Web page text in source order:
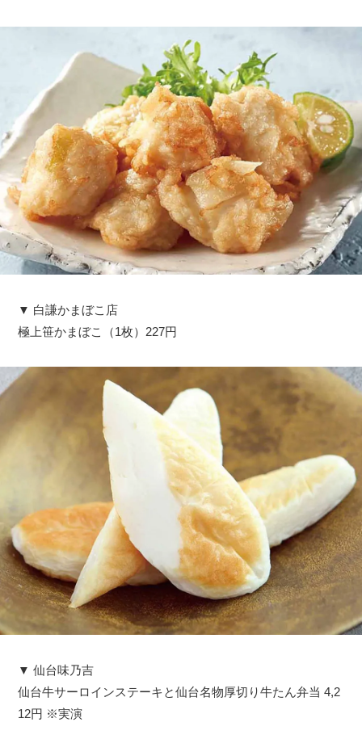
▼ 白謙かまぼこ店
極上笹かまぼこ（1枚）227円
▼ 仙台味乃吉
仙台牛サーロインステーキと仙台名物厚切り牛たん弁当 4,2
12円 ※実演